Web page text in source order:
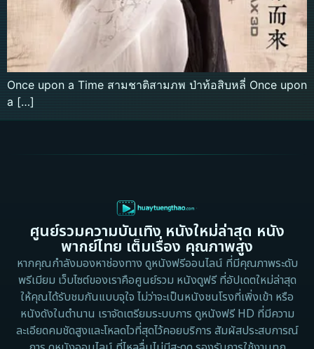
Once upon a Time สามชาติสามภพ ป่าท้อสิบหลี่ Once upon
a […]
ศูนย์รวมความบันเทิง หนังใหม่ล่าสุด หนัง
พากย์ไทย เต็มเรื่อง คุณภาพสูง
หากคุณกำลังมองหาช่องทาง ดูหนังฟรีออนไลน์ ที่มีคุณภาพระดับ
พรีเมียม เว็บไซต์ของเราคือศูนย์รวม หนังดูฟรี ที่อัปเดตใหม่ล่าสุด
ให้คุณได้รับชมกันแบบจุใจ ไม่ว่าจะเป็นหนังชนโรงที่เพิ่งเข้า หรือ
หนังดังในตำนาน เราจัดเตรียมระบบการ ดูหนังฟรี HD ที่มีความ
ละเอียดคมชัดสูงและโหลดไวที่สุดไว้คอยบริการ สัมผัสประสบการณ์